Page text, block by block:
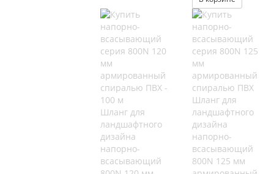
Шланг для
ландшафтного
дизайна
напорно-
всасывающий
Шланг для
ландшафтного
дизайна
напорно-
всасывающий
800N 125 мм